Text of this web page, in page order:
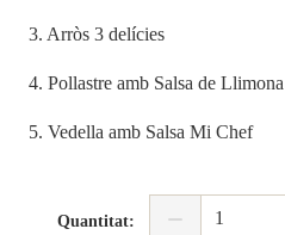
3. Arròs 3 delícies
4. Pollastre amb Salsa de Llimona
5. Vedella amb Salsa Mi Chef
Quantitat: